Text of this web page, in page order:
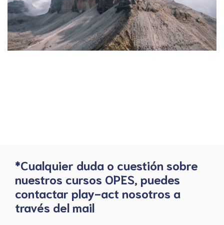
*Cualquier duda o cuestión sobre
nuestros cursos OPES, puedes
contactar play-act nosotros a
través del mail